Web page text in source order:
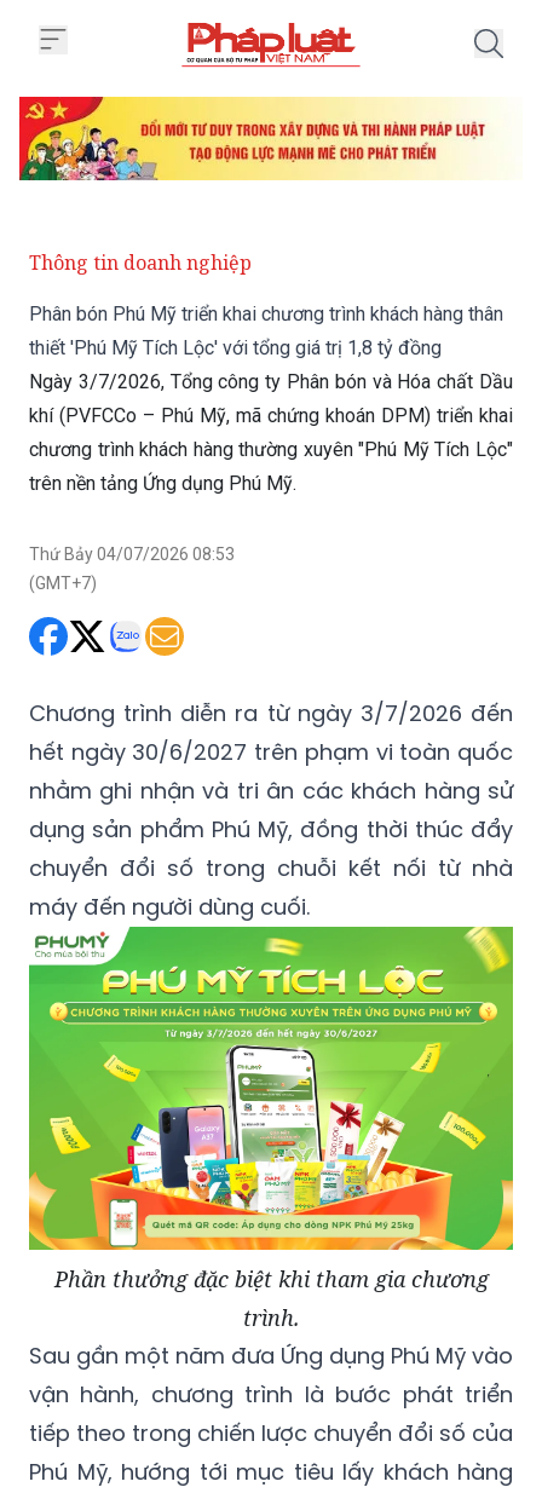
Thông tin doanh nghiệp
Phân bón Phú Mỹ triển khai chương trình khách hàng thân
thiết 'Phú Mỹ Tích Lộc' với tổng giá trị 1,8 tỷ đồng
Ngày 3/7/2026, Tổng công ty Phân bón và Hóa chất Dầu
khí (PVFCCo – Phú Mỹ, mã chứng khoán DPM) triển khai
chương trình khách hàng thường xuyên "Phú Mỹ Tích Lộc"
trên nền tảng Ứng dụng Phú Mỹ.
Thứ Bảy 04/07/2026 08:53
(GMT+7)
Chương trình diễn ra từ ngày 3/7/2026 đến
hết ngày 30/6/2027 trên phạm vi toàn quốc
nhằm ghi nhận và tri ân các khách hàng sử
dụng sản phẩm Phú Mỹ, đồng thời thúc đẩy
chuyển đổi số trong chuỗi kết nối từ nhà
máy đến người dùng cuối.
Phần thưởng đặc biệt khi tham gia chương
trình.
Sau gần một năm đưa Ứng dụng Phú Mỹ vào
vận hành, chương trình là bước phát triển
tiếp theo trong chiến lược chuyển đổi số của
Phú Mỹ, hướng tới mục tiêu lấy khách hàng